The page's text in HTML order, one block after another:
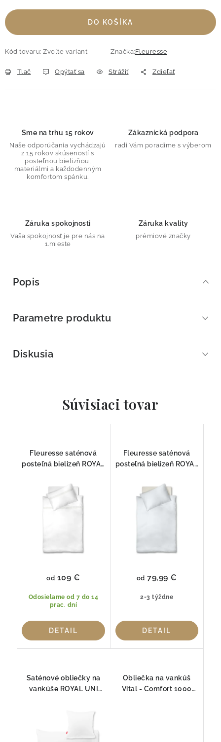
DO KOŠÍKA
Kód tovaru: Zvoľte variant Značka:Fleuresse
Tlač Opýtať sa Strážiť Zdieľať
Sme na trhu 15 rokov
Naše odporúčania vychádzajú
z 15 rokov skúseností s
posteľnou bielizňou,
materiálmi a každodenným
komfortom spánku.
Zákaznícká podpora
radi Vám poradíme s výberom
Záruka spokojnosti
Vaša spokojnosť je pre nás na
1.mieste
Záruka kvality
prémiové značky
Popis
Parametre produktu
Diskusia
Súvisiaci tovar
Fleuresse saténová
posteľná bielizeň ROYAL
Odosielame od 7 do 14
prac. dní
od 109 €
DETAIL
Fleuresse saténová
posteľná bielizeň ROYAL
2-3 týždne
od 79,99 €
DETAIL
Saténové obliečky na
vankúše ROYAL UNI
Obliečka na vankúš
Vital - Comfort 1000